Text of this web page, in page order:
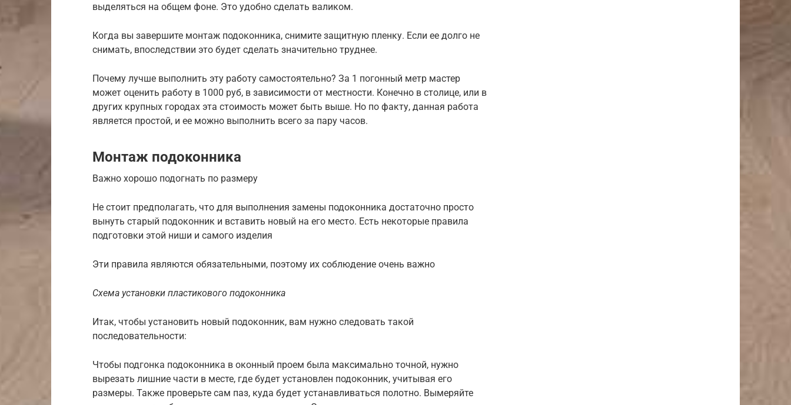
выделяться на общем фоне. Это удобно сделать валиком.
Когда вы завершите монтаж подоконника, снимите защитную пленку. Если ее долго не
снимать, впоследствии это будет сделать значительно труднее.
Почему лучше выполнить эту работу самостоятельно? За 1 погонный метр мастер
может оценить работу в 1000 руб, в зависимости от местности. Конечно в столице, или в
других крупных городах эта стоимость может быть выше. Но по факту, данная работа
является простой, и ее можно выполнить всего за пару часов.
Монтаж подоконника
Важно хорошо подогнать по размеру
Не стоит предполагать, что для выполнения замены подоконника достаточно просто
вынуть старый подоконник и вставить новый на его место. Есть некоторые правила
подготовки этой ниши и самого изделия
Эти правила являются обязательными, поэтому их соблюдение очень важно
Схема установки пластикового подоконника
Итак, чтобы установить новый подоконник, вам нужно следовать такой
последовательности:
Чтобы подгонка подоконника в оконный проем была максимально точной, нужно
вырезать лишние части в месте, где будет установлен подоконник, учитывая его
размеры. Также проверьте сам паз, куда будет устанавливаться полотно. Вымеряйте